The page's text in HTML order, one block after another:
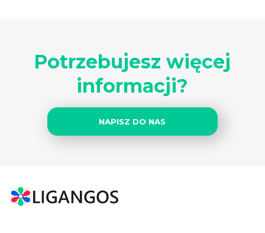
Potrzebujesz więcej
informacji?
NAPISZ DO NAS